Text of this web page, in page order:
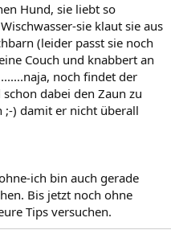
Hund, sie liebt so
sie klaut sie aus
(leider passt sie noch
Couch und knabbert an
noch findet der
dabei den Zaun zu
;-) damit er nicht überall
ich bin auch gerade
Bis jetzt noch ohne
Tips versuchen.